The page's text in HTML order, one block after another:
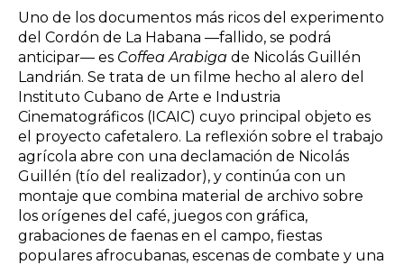
Uno de los documentos más ricos del experimento
del Cordón de La Habana —fallido, se podrá
anticipar— es Coffea Arabiga de Nicolás Guillén
Landrián. Se trata de un filme hecho al alero del
Instituto Cubano de Arte e Industria
Cinematográficos (ICAIC) cuyo principal objeto es
el proyecto cafetalero. La reflexión sobre el trabajo
agrícola abre con una declamación de Nicolás
Guillén (tío del realizador), y continúa con un
montaje que combina material de archivo sobre
los orígenes del café, juegos con gráfica,
grabaciones de faenas en el campo, fiestas
populares afrocubanas, escenas de combate y una